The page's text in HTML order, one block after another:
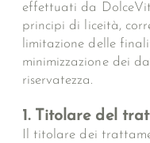
effettuati da
principi di liceità,
limitazione delle
minimizzazione dei
riservatezza.
1. Titolare del
Il titolare dei